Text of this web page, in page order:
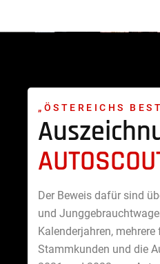
„ÖSTEREICHS
Der Beweis dafür sind
und
Kalenderjahren,
Stammkunden und die